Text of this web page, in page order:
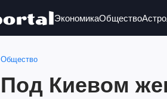
ЭкономикаОбщество
Общество
Под Киевом